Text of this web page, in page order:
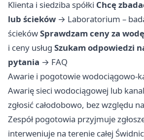
Klienta i siedziba spółki Chcę
lub ścieków → Laboratorium –
ściekówSprawdzam ceny za
i ceny usług Szukam odpowiedzi
pytania → FAQ
Awarie i pogotowie wodociągowo-
Awarię sieci wodociągowej lub
zgłosić całodobowo, bez względu
Zespół pogotowia przyjmuje
interweniuje na terenie całej